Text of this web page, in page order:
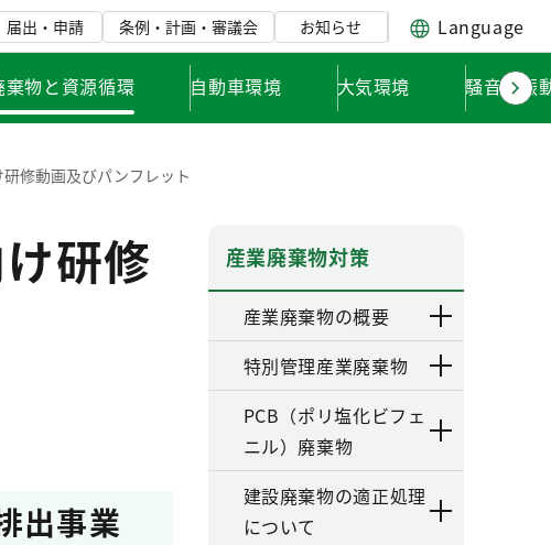
届出・申請 条例・計画・審議会 お知らせ Language
棄物と資源循環 自動車環境 大気環境 騒音・振
修動画及びパンフレット
研修
出事業
産業廃棄物対策
産業廃棄物の概要
特別管理産業廃棄物
PCB（ポリ塩化ビフェ
ニル）廃棄物
建設廃棄物の適正処理
について